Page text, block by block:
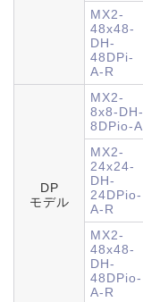
MX2-
48x48-
DH-
48DPi-
A-R
DP
モデル
MX2-
8x8-DH-
8DPio-A
MX2-
24x24-
DH-
24DPio-
A-R
MX2-
48x48-
DH-
48DPio-
A-R